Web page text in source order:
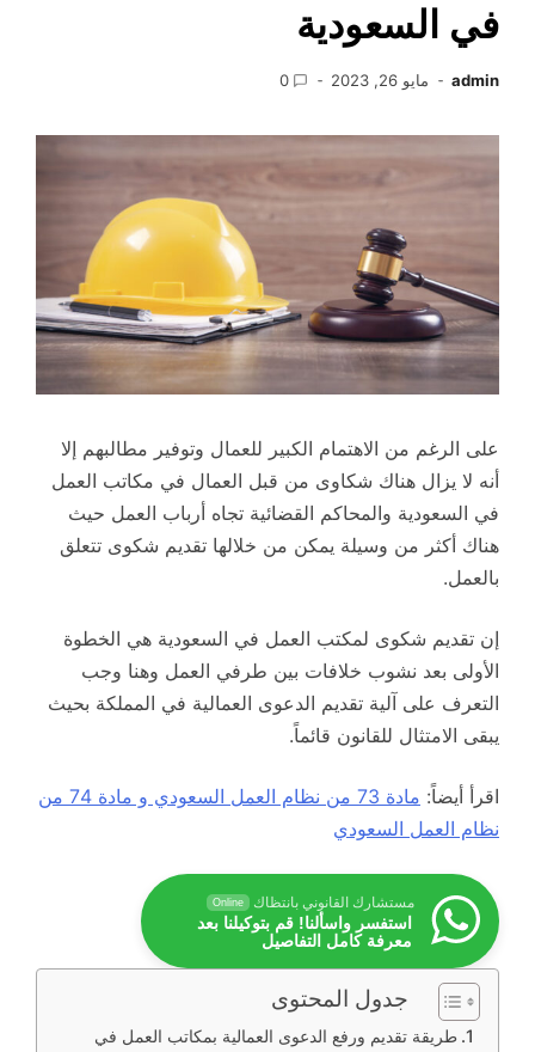
في السعودية
admin مايو 26, 2023 0
على الرغم من الاهتمام الكبير للعمال وتوفير مطالبهم إلا
أنه لا يزال هناك شكاوى من قبل العمال في مكاتب العمل
في السعودية والمحاكم القضائية تجاه أرباب العمل حيث
هناك أكثر من وسيلة يمكن من خلالها تقديم شكوى تتعلق
بالعمل.
إن تقديم شكوى لمكتب العمل في السعودية هي الخطوة
الأولى بعد نشوب خلافات بين طرفي العمل وهنا وجب
التعرف على آلية تقديم الدعوى العمالية في المملكة بحيث
يبقى الامتثال للقانون قائماً.
اقرأ أيضاً:
مادة 73 من نظام العمل السعودي و مادة 74 من
نظام العمل السعودي
مستشارك القانوني بانتظاك Online
استفسر واسألنا! قم بتوكيلنا بعد
معرفة كامل التفاصيل
جدول المحتوى
طريقة تقديم ورفع الدعوى العمالية بمكاتب العمل في